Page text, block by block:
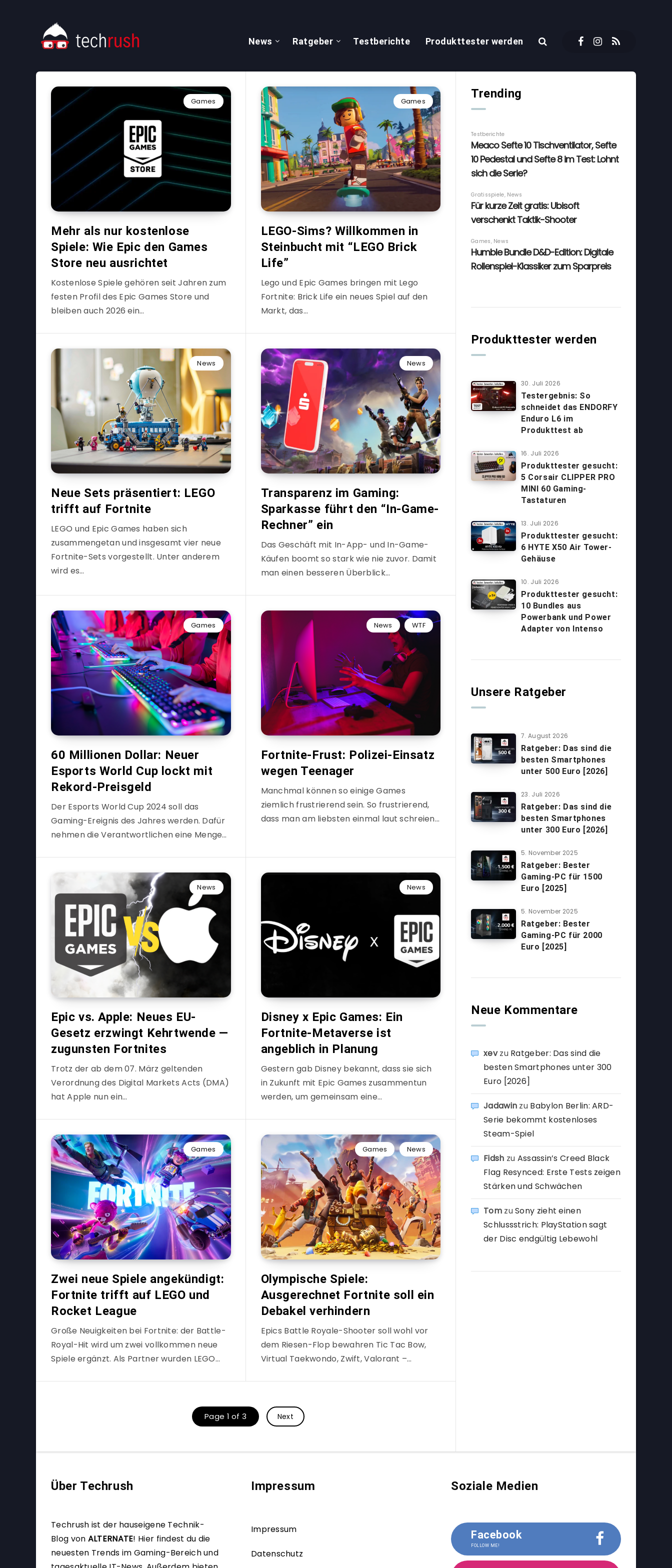
News Ratgeber Testberichte Produkttester werden
Games
Mehr als nur kostenlose
Spiele: Wie Epic den Games
Store neu ausrichtet
Kostenlose Spiele gehören seit Jahren zum
festen Profil des Epic Games Store und
bleiben auch 2026 ein…
Games
LEGO-Sims? Willkommen in
Steinbucht mit “LEGO Brick
Life”
Lego und Epic Games bringen mit Lego
Fortnite: Brick Life ein neues Spiel auf den
Markt, das…
News
Neue Sets präsentiert: LEGO
trifft auf Fortnite
LEGO und Epic Games haben sich
zusammengetan und insgesamt vier neue
Fortnite-Sets vorgestellt. Unter anderem
wird es…
News
Transparenz im Gaming:
Sparkasse führt den “In-Game-
Rechner” ein
Das Geschäft mit In-App- und In-Game-
Käufen boomt so stark wie nie zuvor. Damit
man einen besseren Überblick…
Games
60 Millionen Dollar: Neuer
Esports World Cup lockt mit
Rekord-Preisgeld
Der Esports World Cup 2024 soll das
Gaming-Ereignis des Jahres werden. Dafür
nehmen die Verantwortlichen eine Menge…
News WTF
Fortnite-Frust: Polizei-Einsatz
wegen Teenager
Manchmal können so einige Games
ziemlich frustrierend sein. So frustrierend,
dass man am liebsten einmal laut schreien…
News
Epic vs. Apple: Neues EU-
Gesetz erzwingt Kehrtwende —
zugunsten Fortnites
Trotz der ab dem 07. März geltenden
Verordnung des Digital Markets Acts (DMA)
hat Apple nun ein…
News
Disney x Epic Games: Ein
Fortnite-Metaverse ist
angeblich in Planung
Gestern gab Disney bekannt, dass sie sich
in Zukunft mit Epic Games zusammentun
werden, um gemeinsam eine…
Games
Zwei neue Spiele angekündigt:
Fortnite trifft auf LEGO und
Rocket League
Große Neuigkeiten bei Fortnite: der Battle-
Royal-Hit wird um zwei vollkommen neue
Spiele ergänzt. Als Partner wurden LEGO…
Games News
Olympische Spiele:
Ausgerechnet Fortnite soll ein
Debakel verhindern
Epics Battle Royale-Shooter soll wohl vor
dem Riesen-Flop bewahren Tic Tac Bow,
Virtual Taekwondo, Zwift, Valorant –…
Page 1 of 3 Next
Trending
Produkttester werden
30. Juli 2026
Testergebnis: So
schneidet das ENDORFY
Enduro L6 im
Produkttest ab
16. Juli 2026
Produkttester gesucht:
5 Corsair CLIPPER PRO
MINI 60 Gaming-
Tastaturen
13. Juli 2026
Produkttester gesucht:
6 HYTE X50 Air Tower-
Gehäuse
10. Juli 2026
Produkttester gesucht:
10 Bundles aus
Powerbank und Power
Adapter von Intenso
Unsere Ratgeber
7. August 2026
Ratgeber: Das sind die
besten Smartphones
unter 500 Euro [2026]
23. Juli 2026
Ratgeber: Das sind die
besten Smartphones
unter 300 Euro [2026]
5. November 2025
Ratgeber: Bester
Gaming-PC für 1500
Euro [2025]
5. November 2025
Ratgeber: Bester
Gaming-PC für 2000
Euro [2025]
Neue Kommentare
xevzu Ratgeber: Das sind die
besten Smartphones unter 300
Euro [2026]
Jadawin zu Babylon Berlin: ARD-
Serie bekommt kostenloses
Steam-Spiel
Fidsh zu Assassin’s Creed Black
Flag Resynced: Erste Tests zeigen
Stärken und Schwächen
TomzuSony zieht einen
Schlussstrich: PlayStation sagt
der Disc endgültig Lebewohl
Über Techrush
Techrush ist der hauseigene Technik-
Blog von ALTERNATE! Hier findest du die
neuesten Trends im Gaming-Bereich und
Impressum
Impressum
Datenschutz
Soziale Medien
Facebook
FOLLOW ME!